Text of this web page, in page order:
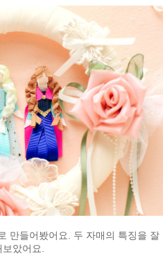
만들어봤어요. 두 자매의 특징을 잘
보았어요.